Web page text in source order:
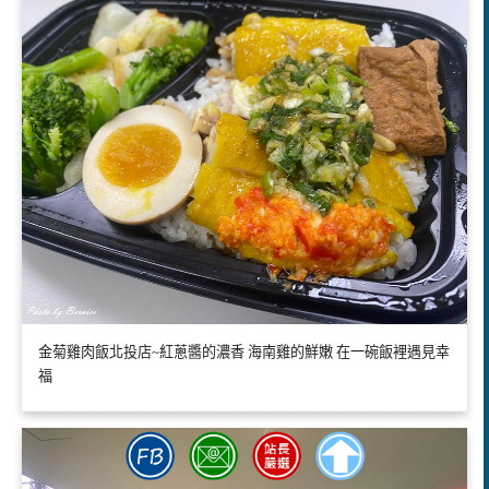
金菊雞肉飯北投店~紅蔥醬的濃香 海南雞的鮮嫩 在一碗飯裡遇見幸
福